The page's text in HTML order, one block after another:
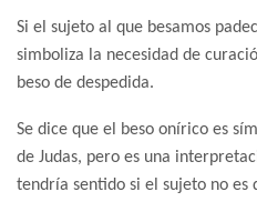
Si el sujeto al que besamos
simboliza la necesidad de
beso de despedida.
Se dice que el beso onírico es
de Judas, pero es una
tendría sentido si el sujeto no es